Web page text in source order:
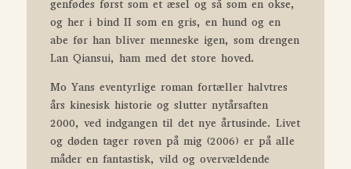
genfødes først som et æsel og så som en okse,
og her i bind II som en gris, en hund og en
abe før han bliver menneske igen, som drengen
Lan Qian­sui, ham med det store hoved.
Mo Yans eventyrlige roman fortæller halvtres
års kinesisk historie og slutter nytårsaften
2000, ved indgangen til det nye årtusinde. Livet
og døden tager røven på mig (2006) er på alle
måder en fantastisk, vild og overvældende